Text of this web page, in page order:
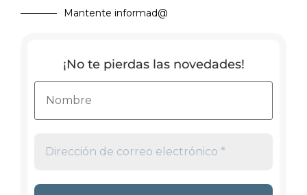
Mantente informad@
¡No te pierdas las novedades!